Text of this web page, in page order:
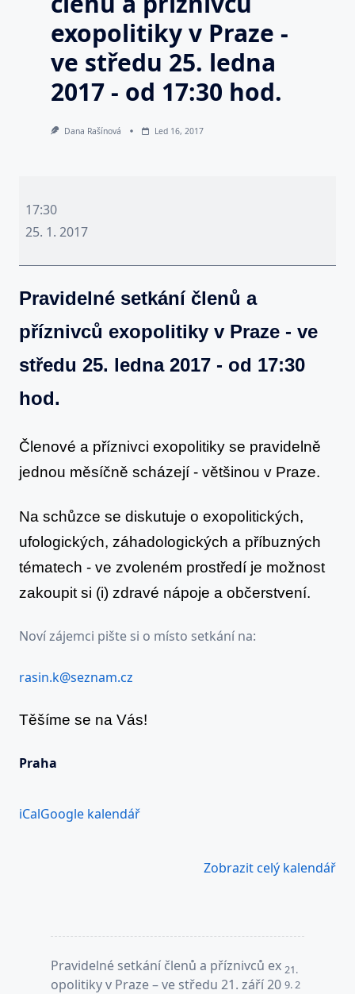
exopolitiky v Praze -
ve středu 25. ledna
2017 - od 17:30 hod.
Dana Rašínová Led 16, 2017
setkání
členů
exopolitiky
Praze
-
středu
ledna
2017
od
17:30
hod.
17:30
25. 1. 2017
Pravidelné setkání členů a
příznivců exopolitiky v Praze - ve
středu 25. ledna 2017 - od 17:30
hod.
Členové a příznivci exopolitiky se pravidelně
jednou měsíčně scházejí - většinou v Praze.
Na schůzce se diskutuje o exopolitických,
ufologických, záhadologických a příbuzných
tématech - ve zvoleném prostředí je možnost
zakoupit si (i) zdravé nápoje a občerstvení.
Noví zájemci pište si o místo setkání na:
rasin.k@seznam.cz
Těšíme se na Vás!
Praha
iCalGoogle kalendář
Zobrazit celý kalendář
<span
class="nav-
Pravidelné setkání členů a příznivců ex
opolitiky v Praze – ve středu 21. září 20
21.
9. 2